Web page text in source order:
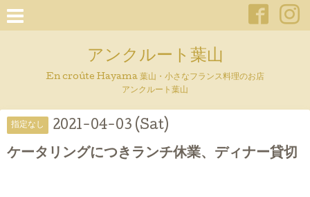
アンクルート葉山
En croûte Hayama 葉山・小さなフランス料理のお店
アンクルート葉山
指定なし 2021-04-03 (Sat)
ケータリングにつきランチ休業、ディナー貸切